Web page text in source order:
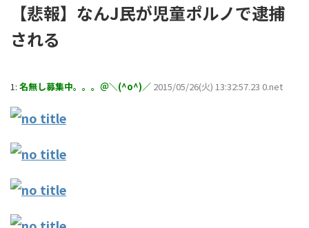
【悲報】なんJ民が児童ポルノで逮捕
される
1: 名無し募集中。。。＠＼(^o^)／ 2015/05/26(火) 13:32:57.23 0.net